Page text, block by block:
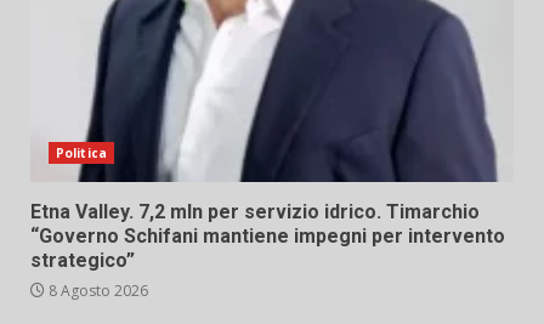
Politica
Etna Valley. 7,2 mln per servizio idrico. Timarchio
“Governo Schifani mantiene impegni per intervento
strategico”
8 Agosto 2026